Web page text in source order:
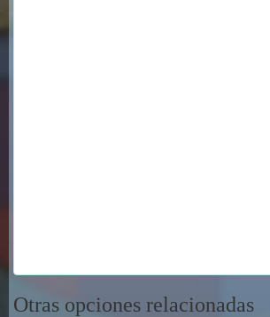
Otras opciones relacionadas